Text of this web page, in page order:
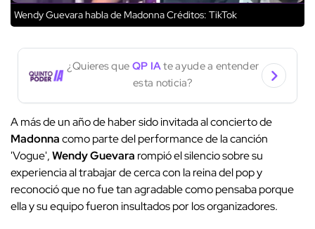
Wendy Guevara habla de MadonnaCréditos: TikTok
¿Quieres que QP IAte ayude a entender
esta noticia?
A más de un año de haber sido invitada al concierto de
Madonnacomo parte del performance de la canción
'Vogue',Wendy Guevara rompió el silencio sobre su
experiencia al trabajar de cerca con la reina del pop y
reconoció que no fue tan agradable como pensaba porque
ella y su equipo fueron insultados por los organizadores.